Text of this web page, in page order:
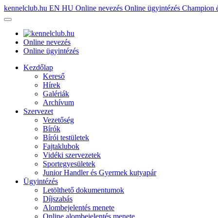
kennelclub.hu EN HU Online nevezés Online ügyintézés Champion
Online nevezés
Online ügyintézés
Kezdőlap
Kereső
Hírek
Galériák
Archívum
Szervezet
Vezetőség
Bírók
Bírói testületek
Fajtaklubok
Vidéki szervezetek
Sportegyesületek
Junior Handler és Gyermek kutyapár
Ügyintézés
Letölthető dokumentumok
Díjszabás
Alombejelentés menete
Online alombejelentés menete